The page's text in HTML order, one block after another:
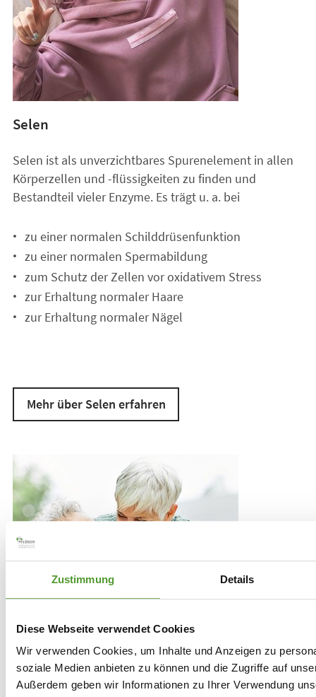
Zustimmung Details
Diese Webseite verwendet Cookies
Wir verwenden Cookies, um Inhalte und Anzeigen zu
soziale Medien anbieten zu können und die Zugriffe auf
Außerdem geben wir Informationen zu Ihrer Verwendung
Selen
Selen ist als unverzichtbares Spurenelement in allen
Körperzellen und -flüssigkeiten zu finden und
Bestandteil vieler Enzyme. Es trägt u. a. bei
zu einer normalen Schilddrüsenfunktion
zu einer normalen Spermabildung
zum Schutz der Zellen vor oxidativem Stress
zur Erhaltung normaler Haare
zur Erhaltung normaler Nägel
Mehr über Selen erfahren